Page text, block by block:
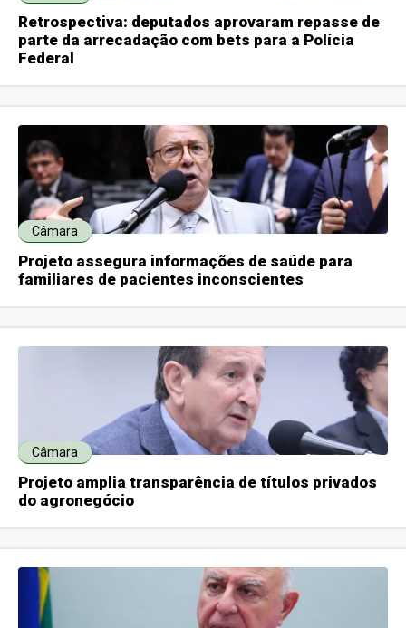
Retrospectiva: deputados aprovaram repasse de
parte da arrecadação com bets para a Polícia
Federal
Câmara
Projeto assegura informações de saúde para
familiares de pacientes inconscientes
Câmara
Projeto amplia transparência de títulos privados
do agronegócio